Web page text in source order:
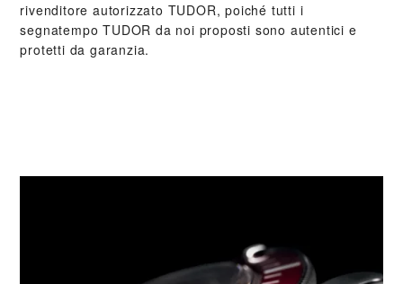
rivenditore autorizzato TUDOR, poiché tutti i
segnatempo TUDOR da noi proposti sono autentici e
protetti da garanzia.